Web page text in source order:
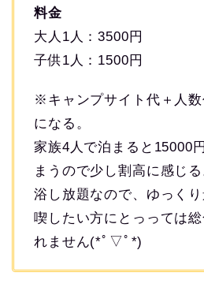
料金
大人1人：3500円
子供1人：1500円
※キャンプサイト代＋人
になる。
家族4人で泊まると15000
まうので少し割高に感じ
浴し放題なので、ゆっく
喫したい方にとっっては
れません(*ﾟ▽ﾟ*)